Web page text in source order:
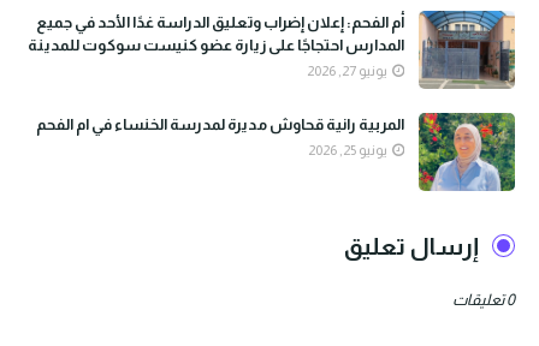
أم الفحم: إعلان إضراب وتعليق الدراسة غدًا الأحد في جميع
المدارس احتجاجًا على زيارة عضو كنيست سوكوت للمدينة
يونيو 27, 2026
المربية رانية قحاوش مديرة لمدرسة الخنساء في ام الفحم
يونيو 25, 2026
إرسال تعليق
0 تعليقات